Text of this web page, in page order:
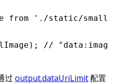
from './static/
// "data:image/
过 output.dataUriLimit配置